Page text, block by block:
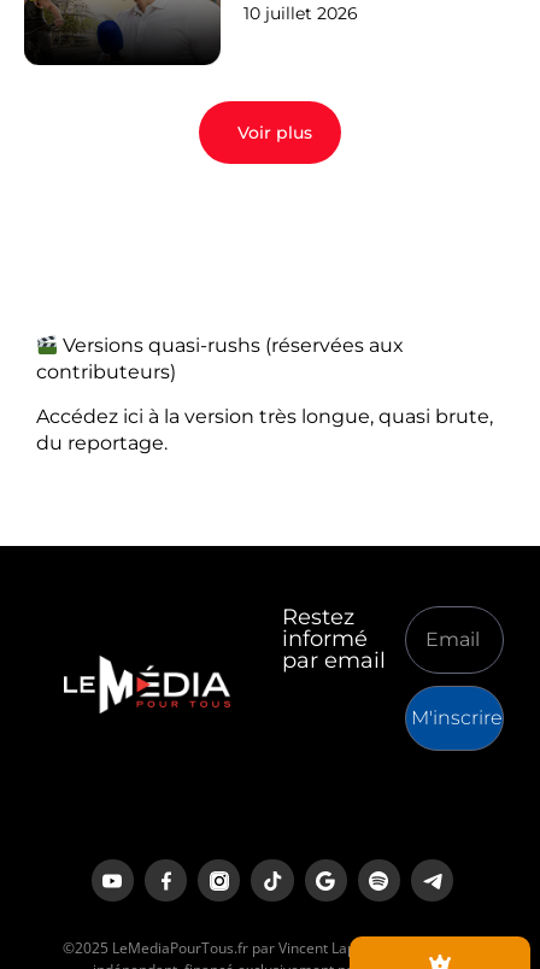
10 juillet 2026
Voir plus
Versions quasi-rushs (réservées aux
contributeurs)
Accédez ici à la version très longue, quasi brute,
du reportage.
Restez
informé
par email
M'inscrire
©2025 LeMediaPourTous.fr par Vincent Lapierre est un média